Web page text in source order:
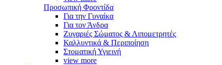
Προσωπική Φροντίδα
Για την Γυναίκα
Για τον Άνδρα
Ζυγαριές Σώματος & Λιπομετρητές
Καλλυντικά & Περιποίηση
Στοματική Υγιεινή
view more